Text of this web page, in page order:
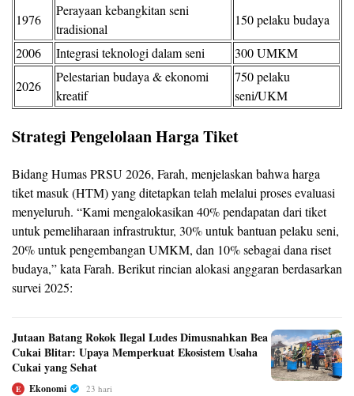
1976
Perayaan kebangkitan seni
tradisional
150 pelaku budaya
2006
Integrasi teknologi dalam seni
300 UMKM
2026
Pelestarian budaya & ekonomi
kreatif
750 pelaku
seni/UKM
Strategi Pengelolaan Harga Tiket
Bidang Humas PRSU 2026, Farah, menjelaskan bahwa harga
tiket masuk (HTM) yang ditetapkan telah melalui proses evaluasi
menyeluruh. “Kami mengalokasikan 40% pendapatan dari tiket
untuk pemeliharaan infrastruktur, 30% untuk bantuan pelaku seni,
20% untuk pengembangan UMKM, dan 10% sebagai dana riset
budaya,” kata Farah. Berikut rincian alokasi anggaran berdasarkan
survei 2025:
Jutaan Batang Rokok Ilegal Ludes Dimusnahkan Bea
Cukai Blitar: Upaya Memperkuat Ekosistem Usaha
Cukai yang Sehat
E Ekonomi 23 hari